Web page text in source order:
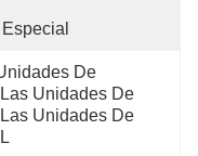
De
Unidades De
Unidades De